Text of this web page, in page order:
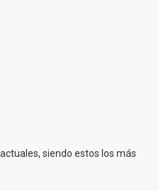
siendo estos los más